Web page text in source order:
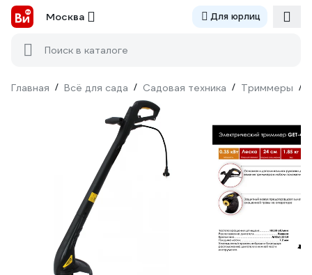
Москва Для юрлиц
Поиск в каталоге
Главная / Всё для сада / Садовая техника / Триммеры /